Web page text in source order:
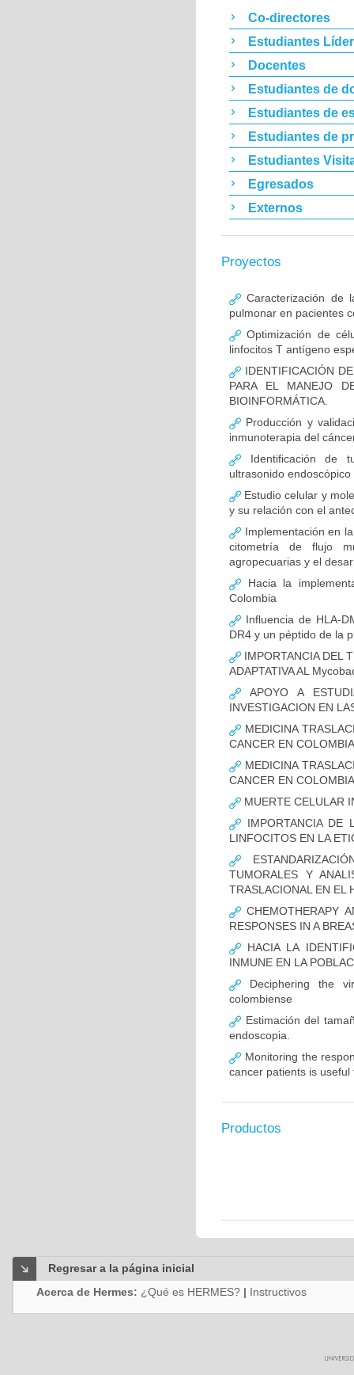
Co-directores
Estudiantes
Docentes
Estudiantes de
Estudiantes de
Estudiantes de
Estudiantes
Egresados
Externos
Proyectos
Caracterización de
pulmonar en pacientes
Optimización de
linfocitos T antígeno
IDENTIFICACIÓN
PARA EL MANEJO
BIOINFORMÁTICA.
Producción y
inmunoterapia del
Identificación de
ultrasonido endoscópico
Estudio celular y
y su relación con el
Implementación en
citometría de flujo
agropecuarias y el
Hacia la
Colombia
Influencia de HLA-
DR4 y un péptido de la
IMPORTANCIA DEL
ADAPTATIVA AL
APOYO A
INVESTIGACION EN
MEDICINA
CANCER EN COLOMBIA
MEDICINA
CANCER EN COLOMBIA
MUERTE CELULAR
IMPORTANCIA DE
LINFOCITOS EN LA
TUMORALES Y
TRASLACIONAL EN EL
CHEMOTHERAPY
RESPONSES IN A
HACIA LA
INMUNE EN LA
Deciphering the
colombiense
Estimación del
endoscopia.
Monitoring the
cancer patients is
Productos
Regresar a la página inicial
Acerca de Hermes: ¿Qué es HERMES? | Instructivos